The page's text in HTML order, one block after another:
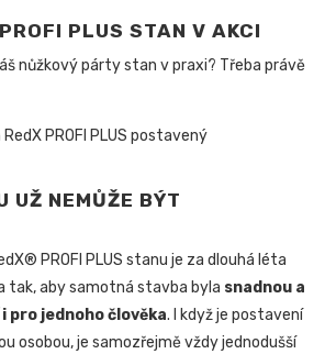
PLUS STAN V AKCI
nůžkový párty stan v praxi? Třeba právě
UŽ NEMŮŽE BÝT
PROFI PLUS stanu je za dlouhá léta
tak, aby samotná stavba byla snadnou a
jednoho člověka.
I když je postavení
osobou, je samozřejmě vždy jednodušší